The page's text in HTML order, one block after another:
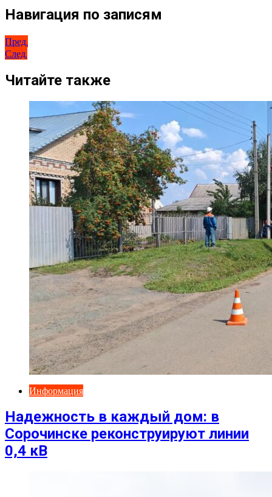
Навигация по записям
Пред.
След.
Читайте также
Информация
Надежность в каждый дом: в
Сорочинске реконструируют линии
0,4 кВ